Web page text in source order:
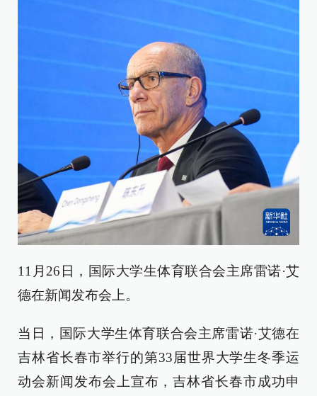
11月26日，国际大学生体育联合会主席雷诺·艾
德在新闻发布会上。
当日，国际大学生体育联合会主席雷诺·艾德在
吉林省长春市举行的第33届世界大学生冬季运
动会新闻发布会上宣布，吉林省长春市成功申